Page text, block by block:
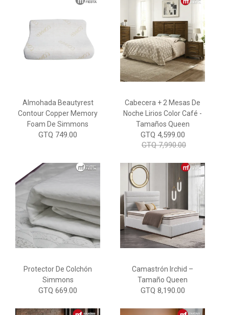
Almohada Beautyrest
Contour Copper Memory
Foam De Simmons
GTQ 749.00
Cabecera + 2 Mesas De
Noche Lirios Color Café -
Tamaños Queen
GTQ 4,599.00
GTQ 7,990.00
Protector De Colchón
Simmons
GTQ 669.00
Camastrón Irchid –
Tamaño Queen
GTQ 8,190.00